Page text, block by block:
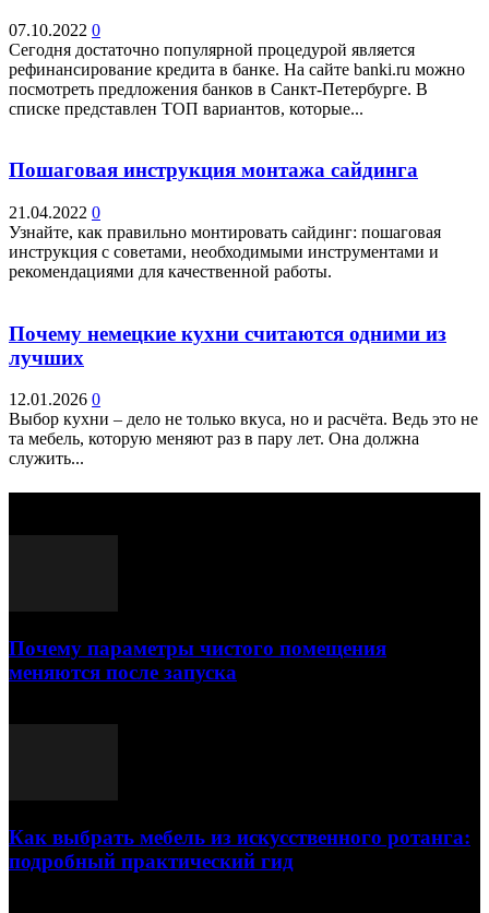
07.10.2022 0
Сегодня достаточно популярной процедурой является
рефинансирование кредита в банке. На сайте banki.ru можно
посмотреть предложения банков в Санкт-Петербурге. В
списке представлен ТОП вариантов, которые...
Пошаговая инструкция монтажа сайдинга
21.04.2022 0
Узнайте, как правильно монтировать сайдинг: пошаговая
инструкция с советами, необходимыми инструментами и
рекомендациями для качественной работы.
Почему немецкие кухни считаются одними из
лучших
12.01.2026 0
Выбор кухни – дело не только вкуса, но и расчёта. Ведь это не
та мебель, которую меняют раз в пару лет. Она должна
служить...
Почему параметры чистого помещения
меняются после запуска
Как выбрать мебель из искусственного ротанга:
подробный практический гид